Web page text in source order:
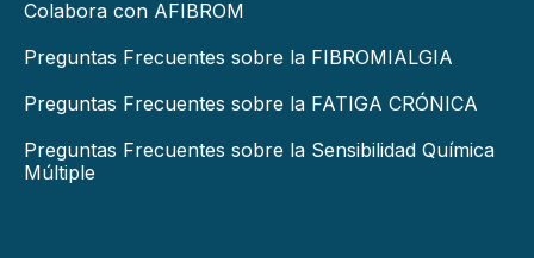
Colabora con AFIBROM
Preguntas Frecuentes sobre la FIBROMIALGIA
Preguntas Frecuentes sobre la FATIGA CRÓNICA
Preguntas Frecuentes sobre la Sensibilidad Química
Múltiple